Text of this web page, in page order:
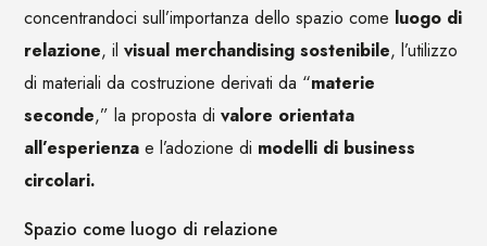
concentrandoci sull’importanza dello spazio come luogo di
relazione, ilvisual merchandising sostenibile, l’utilizzo
di materiali da costruzione derivati da “materie
seconde,” la proposta divalore orientata
all’esperienza e l’adozione di modelli di business
circolari.
Spazio come luogo di relazione